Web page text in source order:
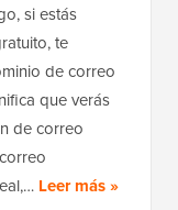
si estás
te
de correo
que verás
de correo
Leer más »